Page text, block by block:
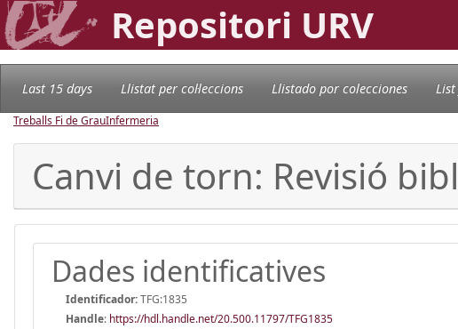
Repositori URV
Last 15 days Llistat per col·leccions Llistado por colecciones
Treballs Fi de GrauInfermeria
Canvi de torn: Revisió
Dades identificatives
Identificador:TFG:1835
Handle: https://hdl.handle.net/20.500.11797/TFG1835